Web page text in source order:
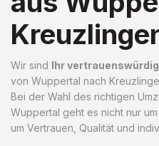
Wir sind Ihr
von Wuppertal nach
Bei der Wahl des richtigen
Wuppertal geht es nicht nur
um Vertrauen, Qualität und